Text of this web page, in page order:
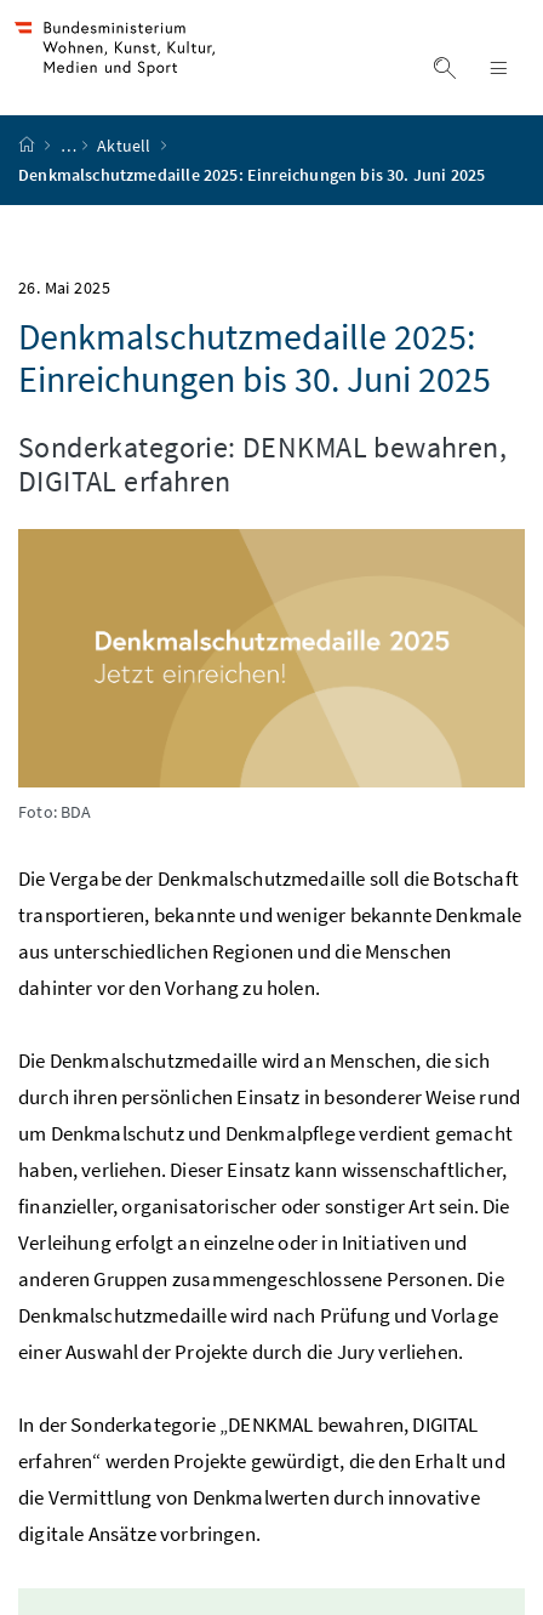
Suche
Startseite
…
Aktuell
Denkmalschutzmedaille 2025: Einreichungen bis 30. Juni 2025
26. Mai 2025
Denkmalschutzmedaille 2025:
Einreichungen bis 30. Juni 2025
Sonderkategorie: DENKMAL bewahren,
DIGITAL erfahren
Foto: BDA
Die Vergabe der Denkmalschutzmedaille soll die Botschaft
transportieren, bekannte und weniger bekannte Denkmale
aus unterschiedlichen Regionen und die Menschen
dahinter vor den Vorhang zu holen.
Die Denkmalschutzmedaille wird an Menschen, die sich
durch ihren persönlichen Einsatz in besonderer Weise rund
um Denkmalschutz und Denkmalpflege verdient gemacht
haben, verliehen. Dieser Einsatz kann wissenschaftlicher,
finanzieller, organisatorischer oder sonstiger Art sein. Die
Verleihung erfolgt an einzelne oder in Initiativen und
anderen Gruppen zusammengeschlossene Personen. Die
Denkmalschutzmedaille wird nach Prüfung und Vorlage
einer Auswahl der Projekte durch die Jury verliehen.
In der Sonderkategorie „DENKMAL bewahren, DIGITAL
erfahren“ werden Projekte gewürdigt, die den Erhalt und
die Vermittlung von Denkmalwerten durch innovative
digitale Ansätze vorbringen.